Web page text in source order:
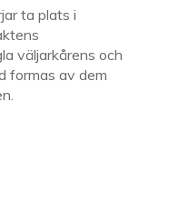
ta plats i
väljarkårens och
formas av dem